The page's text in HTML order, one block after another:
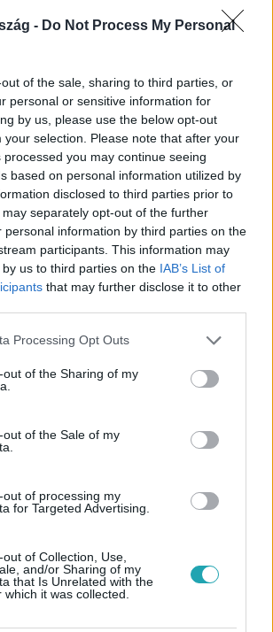
- Do Not Process My Personal
of the sale, sharing to third parties, or
personal or sensitive information for
by us, please use the below opt-out
your selection. Please note that after your
you may continue seeing
based on personal information utilized by
disclosed to third parties prior to
separately opt-out of the further
personal information by third parties on the
participants. This information may
us to third parties on the IAB’s List of
that may further disclose it to other
website/app uses one or more Google
visit or usage behaviour. You may click to
to Google and its third-party tags to
specified purposes in below Google
Processing Opt Outs
out of the Sharing of my
out of the Sale of my
out of processing my
for Targeted Advertising.
of Collection, Use,
and/or Sharing of my
that Is Unrelated with the
it was collected.
és értesülj a friss
is!
Követem
#RTL # ADÁSRÉSZLETEK
# ANTAL MÁRIÓ
GASZTRONÓMIA
FŐZŐVERSENY